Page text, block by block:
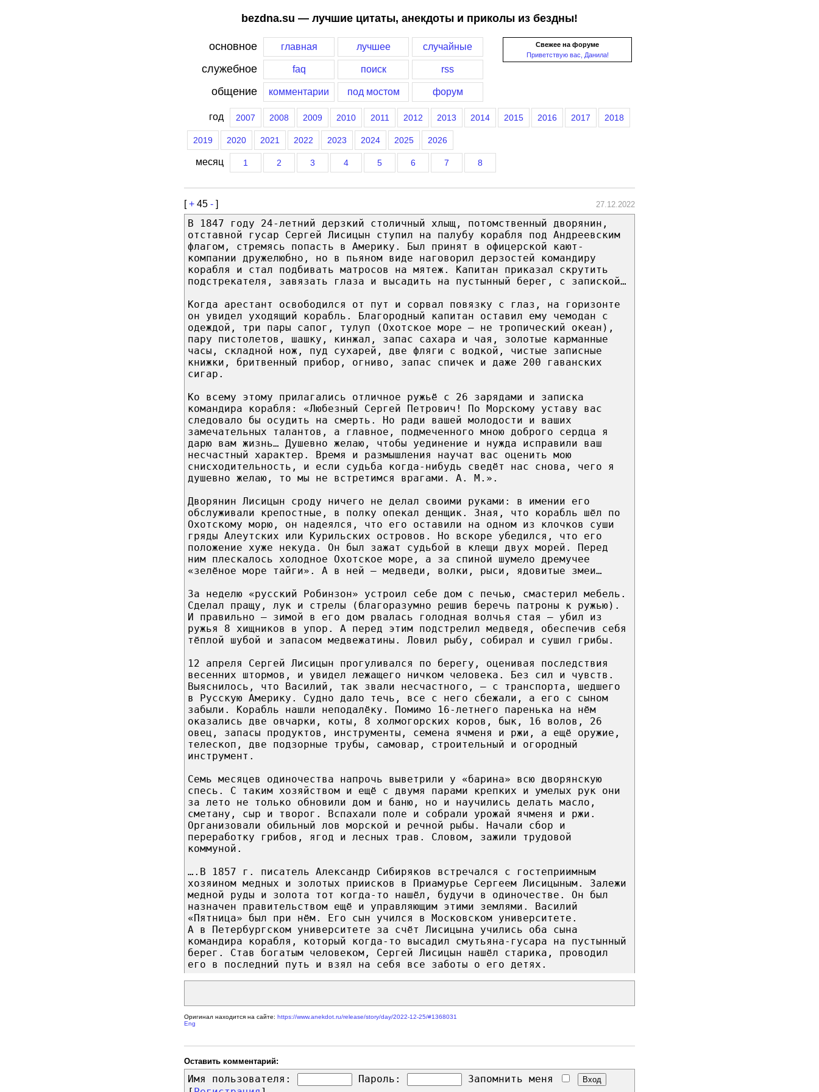
bezdna.su — лучшие цитаты, анекдоты и приколы из бездны!
Свежее на форуме
Приветствую вас, Данила!
основное главная лучшее случайные
служебное faq поиск rss
общение комментарии под мостом форум
год 2007 2008 2009 2010 2011 2012 2013 2014 2015 2016 2017 2018
2019 2020 2021 2022 2023 2024 2025 2026
месяц 1 2 3 4 5 6 7 8
[+ 45 - ] 27.12.2022
В 1847 году 24-летний дерзкий столичный хлыщ, потомственный дворянин,
отставной гусар Сергей Лисицын ступил на палубу корабля под Андреевским
флагом, стремясь попасть в Америку. Был принят в офицерской кают-
компании дружелюбно, но в пьяном виде наговорил дерзостей командиру
корабля и стал подбивать матросов на мятеж. Капитан приказал скрутить
подстрекателя, завязать глаза и высадить на пустынный берег, с запиской…
Когда арестант освободился от пут и сорвал повязку с глаз, на горизонте
он увидел уходящий корабль. Благородный капитан оставил ему чемодан с
одеждой, три пары сапог, тулуп (Охотское море – не тропический океан),
пару пистолетов, шашку, кинжал, запас сахара и чая, золотые карманные
часы, складной нож, пуд сухарей, две фляги с водкой, чистые записные
книжки, бритвенный прибор, огниво, запас спичек и даже 200 гаванских
сигар.
Ко всему этому прилагались отличное ружьё с 26 зарядами и записка
командира корабля: «Любезный Сергей Петрович! По Морскому уставу вас
следовало бы осудить на смерть. Но ради вашей молодости и ваших
замечательных талантов, а главное, подмеченного мною доброго сердца я
дарю вам жизнь… Душевно желаю, чтобы уединение и нужда исправили ваш
несчастный характер. Время и размышления научат вас оценить мою
снисходительность, и если судьба когда-нибудь сведёт нас снова, чего я
душевно желаю, то мы не встретимся врагами. А. М.».
Дворянин Лисицын сроду ничего не делал своими руками: в имении его
обслуживали крепостные, в полку опекал денщик. Зная, что корабль шёл по
Охотскому морю, он надеялся, что его оставили на одном из клочков суши
гряды Алеутских или Курильских островов. Но вскоре убедился, что его
положение хуже некуда. Он был зажат судьбой в клещи двух морей. Перед
ним плескалось холодное Охотское море, а за спиной шумело дремучее
«зелёное море тайги». А в ней – медведи, волки, рыси, ядовитые змеи…
За неделю «русский Робинзон» устроил себе дом с печью, смастерил мебель.
Сделал пращу, лук и стрелы (благоразумно решив беречь патроны к ружью).
И правильно – зимой в его дом рвалась голодная волчья стая – убил из
ружья 8 хищников в упор. А перед этим подстрелил медведя, обеспечив себя
тёплой шубой и запасом медвежатины. Ловил рыбу, собирал и сушил грибы.
12 апреля Сергей Лисицын прогуливался по берегу, оценивая последствия
весенних штормов, и увидел лежащего ничком человека. Без сил и чувств.
Выяснилось, что Василий, так звали несчастного, – с транспорта, шедшего
в Русскую Америку. Судно дало течь, все с него сбежали, а его с сыном
забыли. Корабль нашли неподалёку. Помимо 16-летнего паренька на нём
оказались две овчарки, коты, 8 холмогорских коров, бык, 16 волов, 26
овец, запасы продуктов, инструменты, семена ячменя и ржи, а ещё оружие,
телескоп, две подзорные трубы, самовар, строительный и огородный
инструмент.
Семь месяцев одиночества напрочь выветрили у «барина» всю дворянскую
спесь. С таким хозяйством и ещё с двумя парами крепких и умелых рук они
за лето не только обновили дом и баню, но и научились делать масло,
сметану, сыр и творог. Вспахали поле и собрали урожай ячменя и ржи.
Организовали обильный лов морской и речной рыбы. Начали сбор и
переработку грибов, ягод и лесных трав. Словом, зажили трудовой
коммуной.
….В 1857 г. писатель Александр Сибиряков встречался с гостеприимным
хозяином медных и золотых приисков в Приамурье Сергеем Лисицыным. Залежи
медной руды и золота тот когда-то нашёл, будучи в одиночестве. Он был
назначен правительством ещё и управляющим этими землями. Василий
«Пятница» был при нём. Его сын учился в Московском университете.
А в Петербургском университете за счёт Лисицына учились оба сына
командира корабля, который когда-то высадил смутьяна-гусара на пустынный
берег. Став богатым человеком, Сергей Лисицын нашёл старика, проводил
его в последний путь и взял на себя все заботы о его детях.
Оригинал находится на сайте: https://www.anekdot.ru/release/story/day/2022-12-25/#1368031
Eng
Оставить комментарий:
Имя пользователя: Пароль:
Запомнить меня